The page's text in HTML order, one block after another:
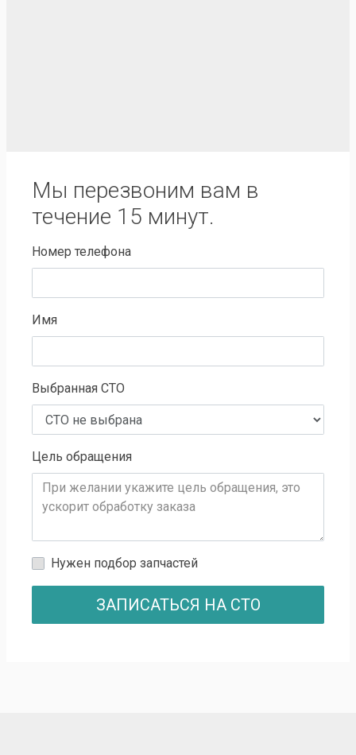
Мы перезвоним вам в
течение 15 минут.
Номер телефона
Имя
Выбранная СТО
Цель обращения
Нужен подбор запчастей
ЗАПИСАТЬСЯ НА СТО